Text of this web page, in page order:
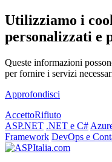
Utilizziamo i
personalizzati e
Queste informazioni
per fornire i servizi
Approfondisci
AccettoRifiuto
ASP.NET .NET e C#
Framework DevOps e